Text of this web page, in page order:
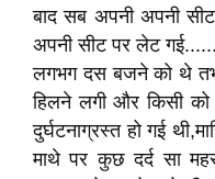
बाद सब अपनी अपनी
अपनी सीट पर लेट गई......
लगभग दस बजने को थे
हिलने लगी और किसी
दुर्घटनाग्रस्त हो गई
माथे पर कुछ दर्द सा